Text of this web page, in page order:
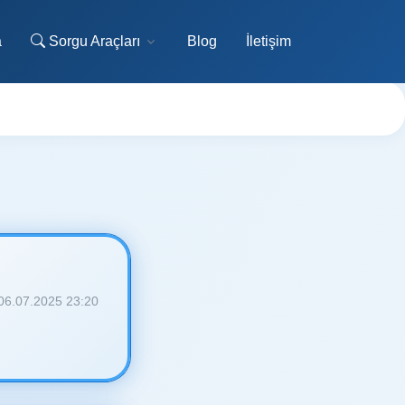
Sorgu Araçları Blog İletişim
23:20